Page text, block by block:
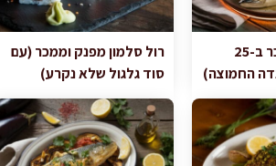
מקרל בתנור ממכר ב-25
החמוצה)
רול סלמון מפנק וממכר (עם
סוד גלגול שלא נקרע)